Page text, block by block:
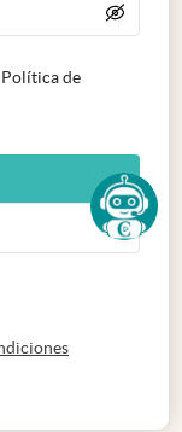
de
abre en nueva